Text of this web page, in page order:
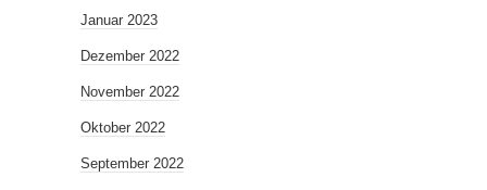
Januar 2023
Dezember 2022
November 2022
Oktober 2022
September 2022